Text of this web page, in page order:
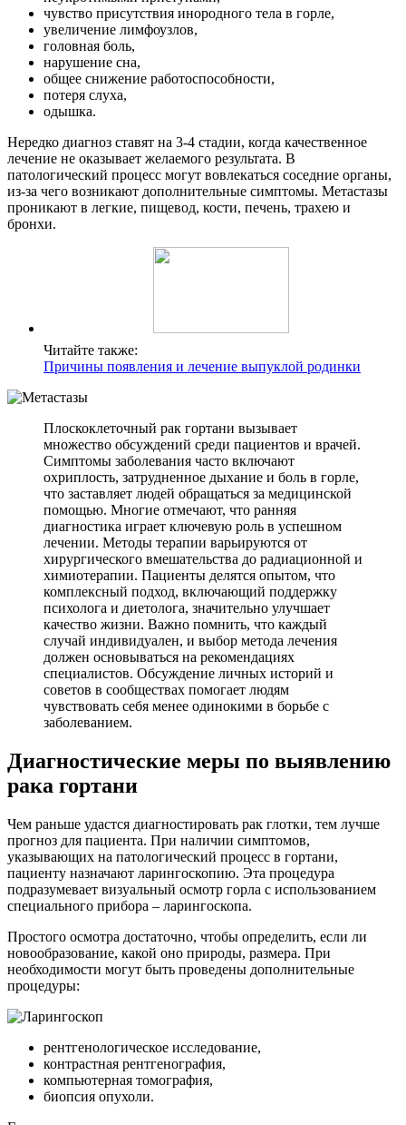
чувство присутствия инородного тела в горле,
увеличение лимфоузлов,
головная боль,
нарушение сна,
общее снижение работоспособности,
потеря слуха,
одышка.
Нередко диагноз ставят на 3-4 стадии, когда качественное
лечение не оказывает желаемого результата. В
патологический процесс могут вовлекаться соседние органы,
из-за чего возникают дополнительные симптомы. Метастазы
проникают в легкие, пищевод, кости, печень, трахею и
бронхи.
Читайте также:
Причины появления и лечение выпуклой родинки
Плоскоклеточный рак гортани вызывает
множество обсуждений среди пациентов и врачей.
Симптомы заболевания часто включают
охриплость, затрудненное дыхание и боль в горле,
что заставляет людей обращаться за медицинской
помощью. Многие отмечают, что ранняя
диагностика играет ключевую роль в успешном
лечении. Методы терапии варьируются от
хирургического вмешательства до радиационной и
химиотерапии. Пациенты делятся опытом, что
комплексный подход, включающий поддержку
психолога и диетолога, значительно улучшает
качество жизни. Важно помнить, что каждый
случай индивидуален, и выбор метода лечения
должен основываться на рекомендациях
специалистов. Обсуждение личных историй и
советов в сообществах помогает людям
чувствовать себя менее одинокими в борьбе с
заболеванием.
Диагностические меры по выявлению
рака гортани
Чем раньше удастся диагностировать рак глотки, тем лучше
прогноз для пациента. При наличии симптомов,
указывающих на патологический процесс в гортани,
пациенту назначают ларингоскопию. Эта процедура
подразумевает визуальный осмотр горла с использованием
специального прибора – ларингоскопа.
Простого осмотра достаточно, чтобы определить, если ли
новообразование, какой оно природы, размера. При
необходимости могут быть проведены дополнительные
процедуры:
рентгенологическое исследование,
контрастная рентгенография,
компьютерная томография,
биопсия опухоли.